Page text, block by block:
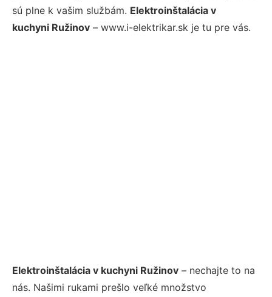
sú plne k vašim službám. Elektroinštalácia v
kuchyni Ružinov – www.i-elektrikar.sk je tu pre vás.
Elektroinštalácia v kuchyni Ružinov – nechajte to na
nás. Našimi rukami prešlo veľké množstvo